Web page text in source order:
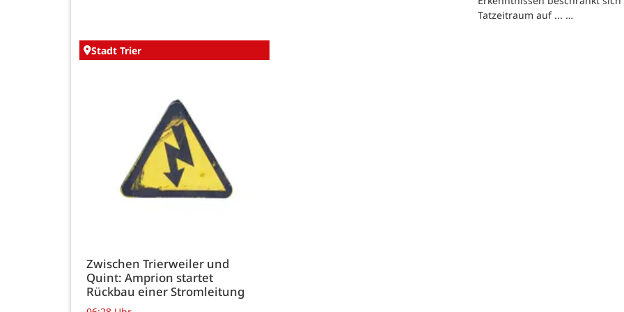
Tatzeitraum auf ... …
Stadt Trier
Zwischen Trierweiler und
Quint: Amprion startet
Rückbau einer Stromleitung